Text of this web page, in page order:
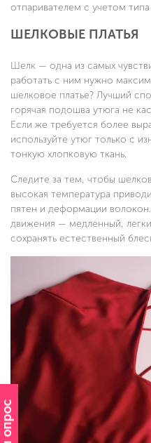
отпаривателем с учетом
ШЕЛКОВЫЕ ПЛАТЬЯ
Шелк — одна из самых
работать с ним нужно
шелковое платье? Лучший
горячая подошва утюга не
Если же требуется более
используйте утюг только с
тонкую хлопковую ткань.
Следите за тем, чтобы
высокая температура
пятен и деформации
движения — медленный,
сохранять естественный